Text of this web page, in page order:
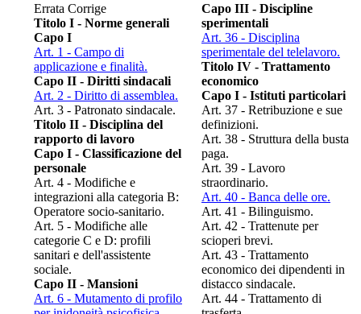
Errata Corrige
Titolo I - Norme generali
Capo I
Art. 1 - Campo di
applicazione e finalità.
Capo II - Diritti sindacali
Art. 2 - Diritto di assemblea.
Art. 3 - Patronato sindacale.
Titolo II - Disciplina del
rapporto di lavoro
Capo I - Classificazione del
personale
Art. 4 - Modifiche e
integrazioni alla categoria B:
Operatore socio-sanitario.
Art. 5 - Modifiche alle
categorie C e D: profili
sanitari e dell'assistente
sociale.
Capo II - Mansioni
Art. 6 - Mutamento di profilo
Capo III - Discipline
sperimentali
Art. 36 - Disciplina
sperimentale del telelavoro.
Titolo IV - Trattamento
economico
Capo I - Istituti particolari
Art. 37 - Retribuzione e sue
definizioni.
Art. 38 - Struttura della busta
paga.
Art. 39 - Lavoro
straordinario.
Art. 40 - Banca delle ore.
Art. 41 - Bilinguismo.
Art. 42 - Trattenute per
scioperi brevi.
Art. 43 - Trattamento
economico dei dipendenti in
distacco sindacale.
Art. 44 - Trattamento di